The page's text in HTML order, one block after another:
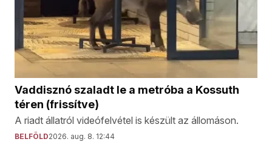
Vaddisznó szaladt le a metróba a Kossuth
téren (frissítve)
A riadt állatról videófelvétel is készült az állomáson.
BELFÖLD2026. aug. 8. 12:44